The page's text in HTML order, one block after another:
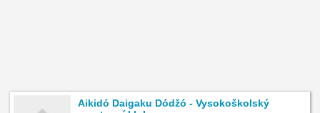
Aikidó Daigaku Dódžó - Vysokoškolský